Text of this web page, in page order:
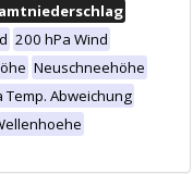
200 hPa Wind
Neuschneehöhe
Temp. Abweichung